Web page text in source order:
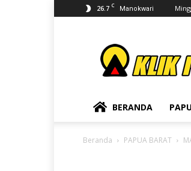
26.7 C Manokwari
BERANDA
Beranda PAPUA BARAT